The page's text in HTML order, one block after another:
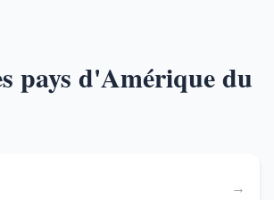
pays d'Amérique du
→